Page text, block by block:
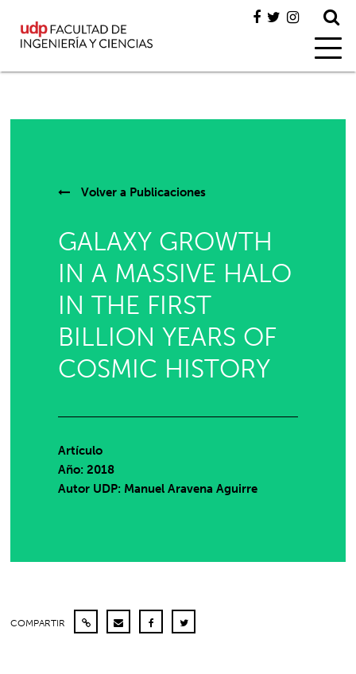
Volver a Publicaciones
GALAXY GROWTH
IN A MASSIVE HALO
IN THE FIRST
BILLION YEARS OF
COSMIC HISTORY
Artículo
Año: 2018
Autor UDP: Manuel Aravena Aguirre
COMPARTIR